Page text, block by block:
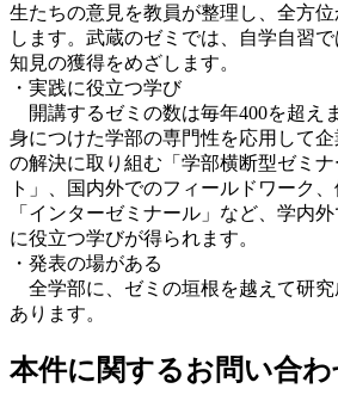
生たちの意見を教員が整理し、全方
します。武蔵のゼミでは、自学自習
知見の獲得をめざします。
・実践に役立つ学び
開講するゼミの数は毎年400を超え
身につけた学部の専門性を応用して
の解決に取り組む「学部横断型ゼミ
ト」、国内外でのフィールドワーク
「インターゼミナール」など、学内
に役立つ学びが得られます。
・発表の場がある
全学部に、ゼミの垣根を越えて研
あります。
本件に関するお問い合